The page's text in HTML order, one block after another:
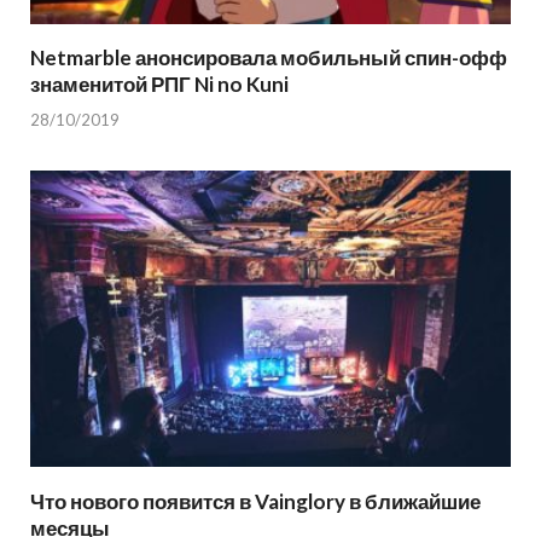
Netmarble анонсировала мобильный спин-офф
знаменитой РПГ Ni no Kuni
28/10/2019
Что нового появится в Vainglory в ближайшие
месяцы